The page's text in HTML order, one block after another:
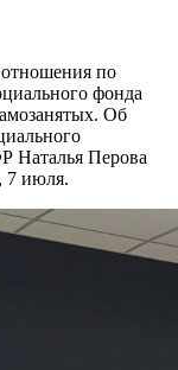
отношения по
фонда
Об
Наталья Перова
7 июля.